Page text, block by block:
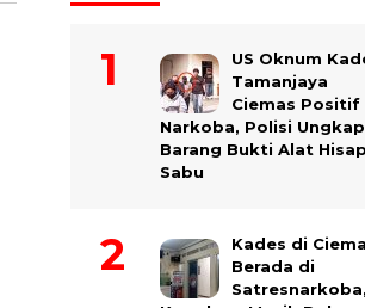
US Oknum
Tamanjaya
Ciemas Positif
Narkoba, Polisi Ungkap
Barang Bukti Alat Hisap
Sabu
Kades di
Berada di
Satresnarkoba,